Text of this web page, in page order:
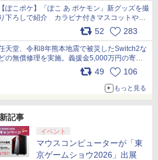
ぽこポケ】「ぽこ あ ポケモン」新グッズを撮
下ろしで紹介 カラビナ付きマスコットやス
52 283
天堂、令和8年熊本地震で被災したSwitch2な
の無償修理を実施。義援金5,000万円の寄付
も発表 pic.x.com/BAYsMfUfUC
49 106
もっと見る
記事
イベント
マウスコンピューターが「東
京ゲームショウ2026」出展